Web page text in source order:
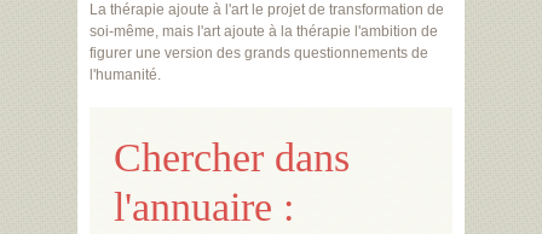
La thérapie ajoute à l'art le projet de transformation de
soi-même, mais l'art ajoute à la thérapie l'ambition de
figurer une version des grands questionnements de
l'humanité.
Chercher dans
l'annuaire :